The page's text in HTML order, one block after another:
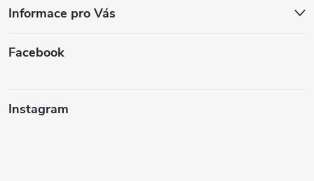
Informace pro Vás
Facebook
Instagram